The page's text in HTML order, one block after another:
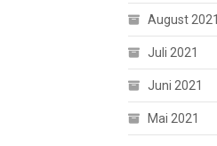
August 2021
Juli 2021
Juni 2021
Mai 2021